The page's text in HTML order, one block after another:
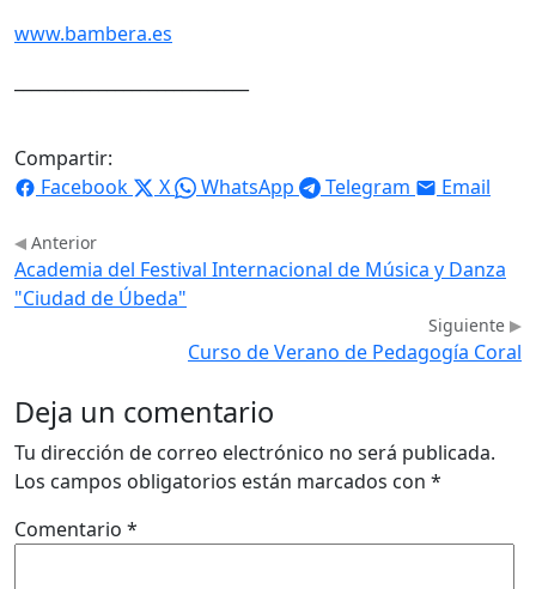
www.bambera.es
Compartir:
Facebook
X WhatsApp Telegram Email
Anterior
Academia del Festival Internacional de Música y Danza
"Ciudad de Úbeda"
Siguiente
Curso de Verano de Pedagogía Coral
Deja un comentario
Tu dirección de correo electrónico no será publicada.
Los campos obligatorios están marcados con *
Comentario *